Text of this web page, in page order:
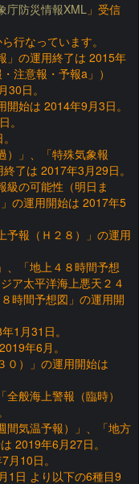
庁防災情報XML 」受信
行なっています。
」の運用終了は 2015年
注意報・予報a」）
日。
始は 2014年9月3日。
。
）」、「特殊気象報
了は 2017年3月29日。
級の可能性（明日ま
の運用開始は 2017年5
予報（Ｈ２８）」の運用
、「地上４８時間予想
ア太平洋海上悪天２４
時間予想図」の運用開
1月31日。
年6月。
０）」の運用開始は
般海上警報（臨時）
間気温予報）」、「地方
2019年6月27日。
10日。
1日 より以下の6種目9